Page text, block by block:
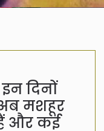
दिनों
मशहूर
और कई